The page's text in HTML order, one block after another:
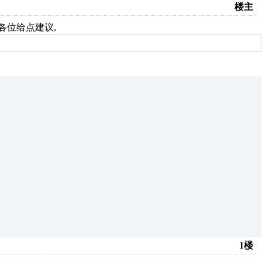
楼主
位给点建议,
1楼